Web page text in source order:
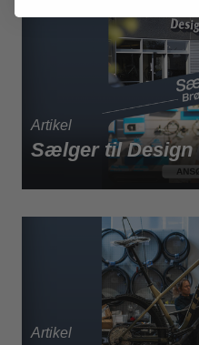
Sælger til Design